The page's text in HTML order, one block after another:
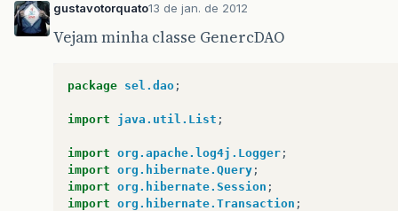
gustavotorquato13 de jan. de 2012
Vejam minha classe GenercDAO
package sel.dao ;
import java.util.List ;
import org.apache.log4j.Logger ;
import org.hibernate.Query ;
import org.hibernate.Session ;
import org.hibernate.Transaction ;